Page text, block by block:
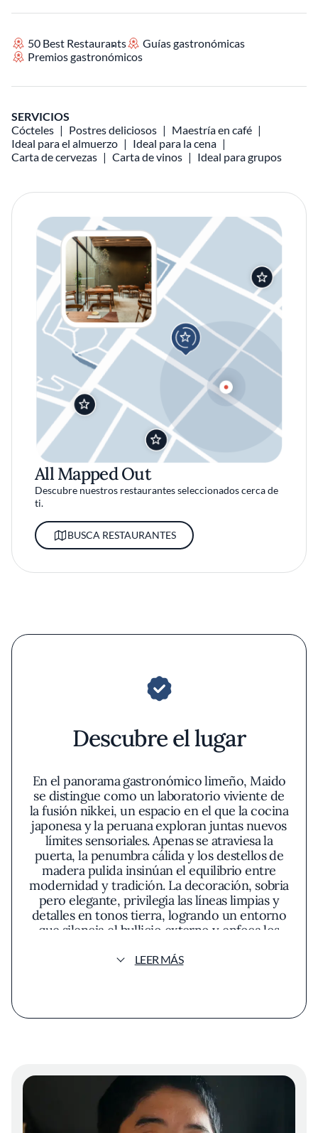
50 Best Restaurants
Guías gastronómicas
Premios gastronómicos
SERVICIOS
Cócteles
Postres deliciosos
Maestría en café
Ideal para el almuerzo
Ideal para la cena
Carta de cervezas
Carta de vinos Ideal para grupos
All Mapped Out
Descubre nuestros restaurantes seleccionados cerca de
ti.
BUSCA RESTAURANTES
Descubre el lugar
En el panorama gastronómico limeño, Maido
se distingue como un laboratorio viviente de
la fusión nikkei, un espacio en el que la cocina
japonesa y la peruana exploran juntas nuevos
límites sensoriales. Apenas se atraviesa la
puerta, la penumbra cálida y los destellos de
madera pulida insinúan el equilibrio entre
modernidad y tradición. La decoración, sobria
pero elegante, privilegia las líneas limpias y
detalles en tonos tierra, logrando un entorno
que silencia el bullicio externo y enfoca los
comenzar.
ingredientes endémicos bajo la precisión
bocados suelen jugar con la frescura: ostras
apenas aderezadas que condensan la salinidad
yodada del Pacífico peruano, o cortes de
pescado cuya transparencia revela el riguroso
LEER MÁS